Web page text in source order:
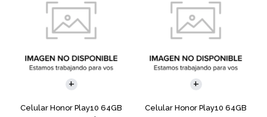
Celular Honor Play10 64GB
COMPARAR
Celular Honor Play10 64GB
COMPARAR